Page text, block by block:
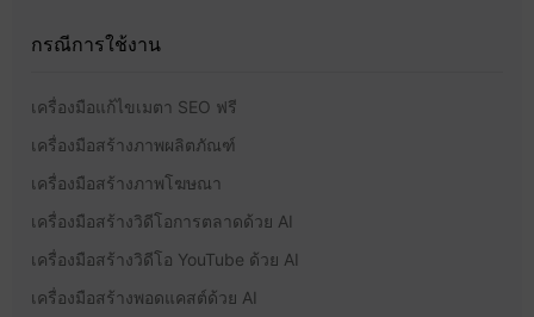
กรณีการใช้งาน
เครื่องมือแก้ไขเมตา SEO ฟรี
เครื่องมือสร้างภาพผลิตภัณฑ์
เครื่องมือสร้างภาพโฆษณา
เครื่องมือสร้างวิดีโอการตลาดด้วย AI
เครื่องมือสร้างวิดีโอ YouTube ด้วย AI
เครื่องมือสร้างพอดแคสต์ด้วย AI